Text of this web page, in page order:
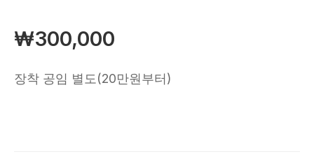
₩300,000
장착 공임 별도(20만원부터)